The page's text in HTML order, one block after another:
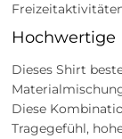
Hochwertige
Dieses Shirt
Diese
Tragegefühl,